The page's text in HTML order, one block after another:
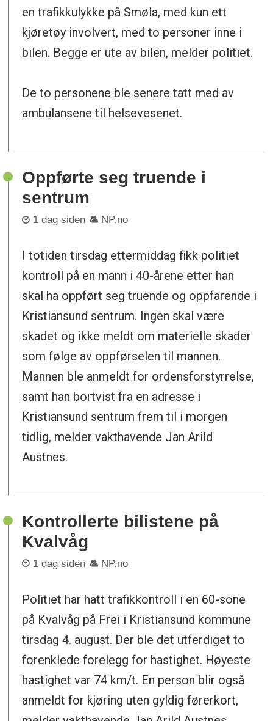
en trafikkulykke på Smøla, med kun ett
kjøretøy involvert, med to personer inne i
bilen. Begge er ute av bilen, melder politiet.
De to personene ble senere tatt med av
ambulansene til helsevesenet.
Oppførte seg truende i
sentrum
1 dag siden NP.no
I totiden tirsdag ettermiddag fikk politiet
kontroll på en mann i 40-årene etter han
skal ha oppført seg truende og oppfarende i
Kristiansund sentrum. Ingen skal være
skadet og ikke meldt om materielle skader
som følge av oppførselen til mannen.
Mannen ble anmeldt for ordensforstyrrelse,
samt han bortvist fra en adresse i
Kristiansund sentrum frem til i morgen
tidlig, melder vakthavende Jan Arild
Austnes.
Kontrollerte bilistene på
Kvalvåg
1 dag siden NP.no
Politiet har hatt trafikkontroll i en 60-sone
på Kvalvåg på Frei i Kristiansund kommune
tirsdag 4. august. Der ble det utferdiget to
forenklede forelegg for hastighet. Høyeste
hastighet var 74 km/t. En person blir også
anmeldt for kjøring uten gyldig førerkort,